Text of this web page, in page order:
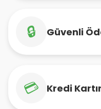
🔒 Güvenli
💳 Kredi